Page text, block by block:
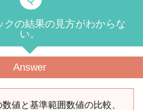
クの結果の見方がわからな
い。
Answer
値と基準範囲数値の比較、